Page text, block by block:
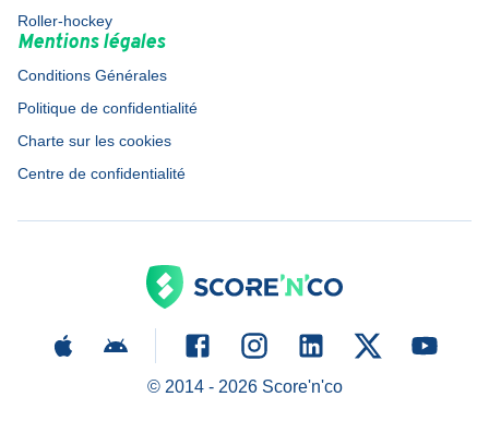
Roller-hockey
Mentions légales
Conditions Générales
Politique de confidentialité
Charte sur les cookies
Centre de confidentialité
© 2014 - 2026Score'n'co